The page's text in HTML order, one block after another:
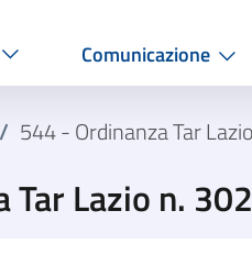
Comunicazione
/ 544 - Ordinanza Tar
Tar Lazio n.